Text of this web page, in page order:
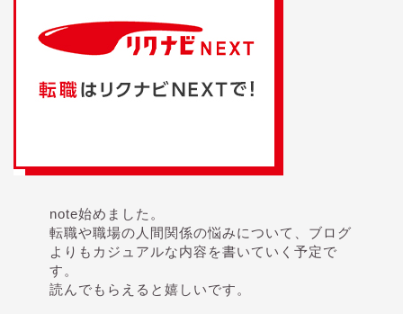
note始めました。
転職や職場の人間関係の悩みについて、ブログ
よりもカジュアルな内容を書いていく予定で
す。
読んでもらえると嬉しいです。